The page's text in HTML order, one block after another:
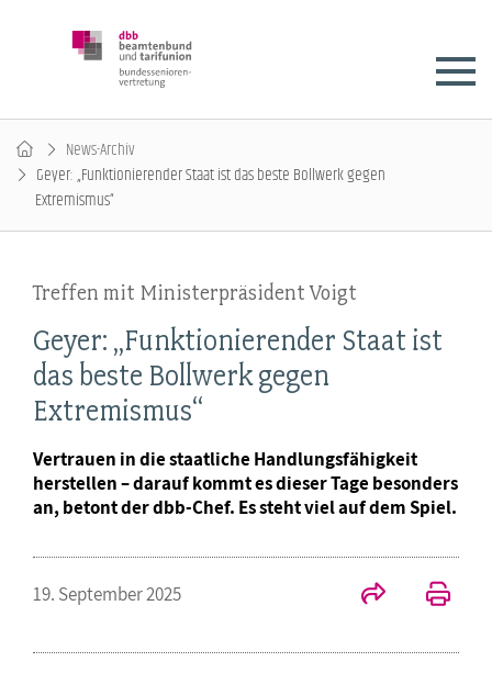
News-Archiv
Geyer: „Funktionierender Staat ist das beste Bollwerk gegen
Extremismus“
Treffen mit Ministerpräsident Voigt
Geyer: „Funktionierender Staat ist
das beste Bollwerk gegen
Extremismus“
Vertrauen in die staatliche Handlungsfähigkeit
herstellen – darauf kommt es dieser Tage besonders
an, betont der dbb-Chef. Es steht viel auf dem Spiel.
19. September 2025